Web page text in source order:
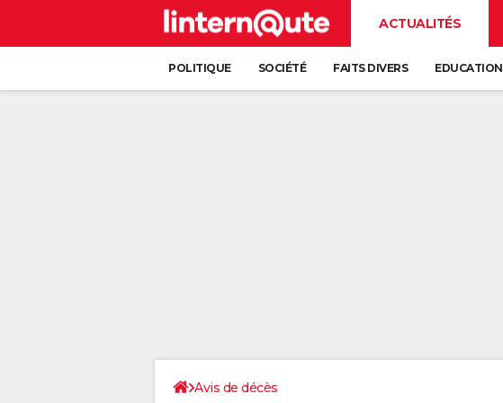
ACTUALITÉS
POLITIQUE SOCIÉTÉ FAITS DIVERS EDUCATION
Avis de décès